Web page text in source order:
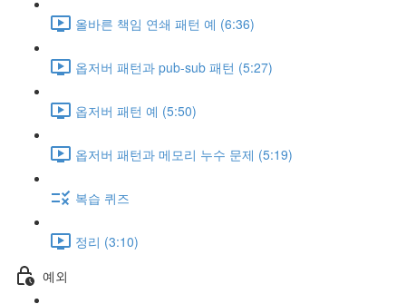
올바른 책임 연쇄 패턴 예 (6:36)
옵저버 패턴과 pub-sub 패턴 (5:27)
옵저버 패턴 예 (5:50)
옵저버 패턴과 메모리 누수 문제 (5:19)
복습 퀴즈
정리 (3:10)
예외